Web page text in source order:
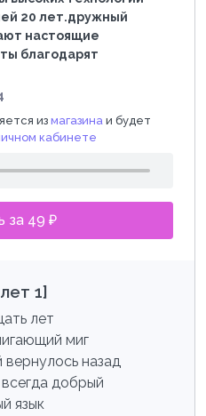
20 лет.дружный
настоящие
благодарят
из магазина и будет
кабинете
за 49 ₽
1]
лет
миг
вернулось назад
добрый
язык